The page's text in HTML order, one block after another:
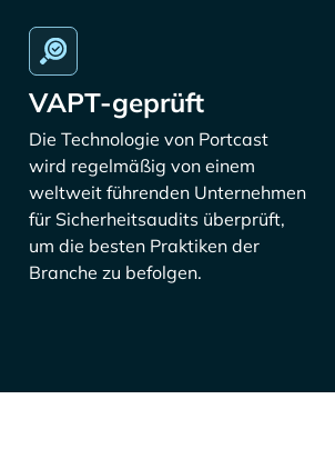
VAPT-geprüft
Die Technologie von Portcast
wird regelmäßig von einem
weltweit führenden Unternehmen
für Sicherheitsaudits überprüft,
um die besten Praktiken der
Branche zu befolgen.